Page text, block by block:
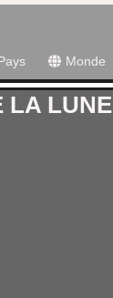
Monde
LA LUNE